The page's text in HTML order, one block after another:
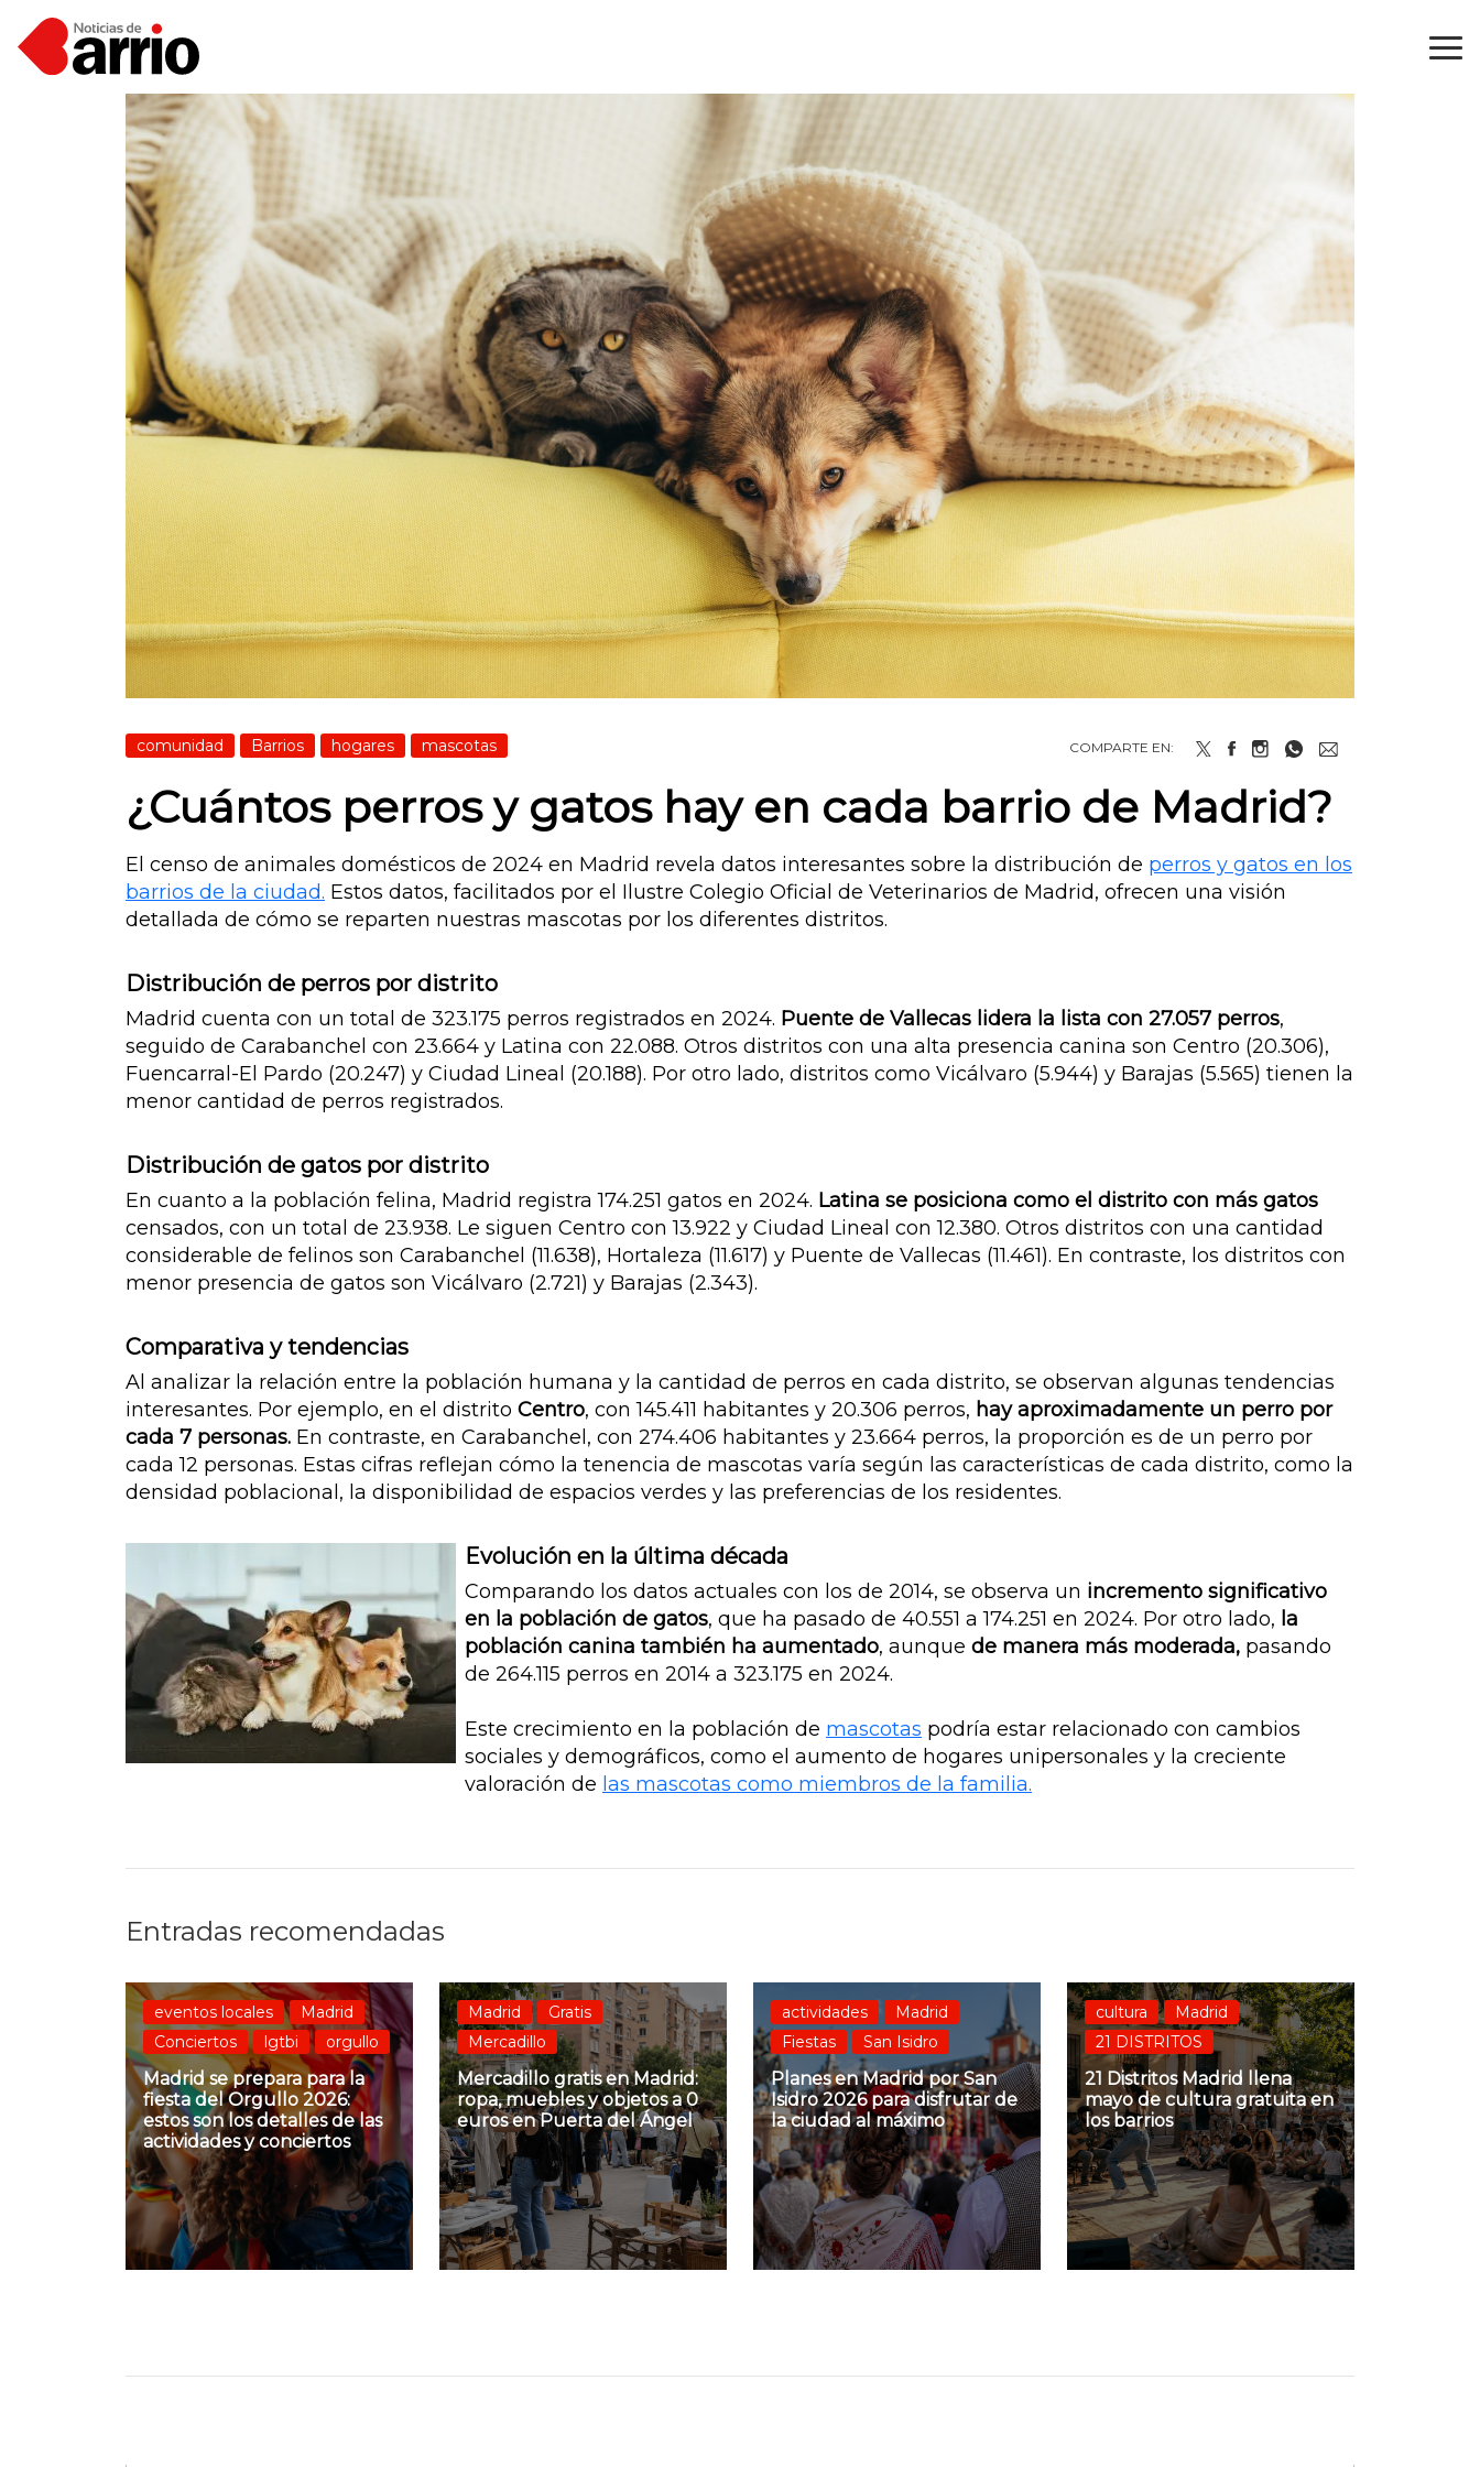
comunidad Barrios hogares mascotas COMPARTE EN:
¿Cuántos perros y gatos hay en cada barrio de Madrid?
El censo de animales domésticos de 2024 en Madrid revela datos interesantes sobre la distribución de perros y gatos en los
barrios de la ciudad. Estos datos, facilitados por el Ilustre Colegio Oficial de Veterinarios de Madrid, ofrecen una visión
detallada de cómo se reparten nuestras mascotas por los diferentes distritos.
Distribución de perros por distrito
Madrid cuenta con un total de 323.175 perros registrados en 2024. Puente de Vallecas lidera la lista con 27.057 perros,
seguido de Carabanchel con 23.664 y Latina con 22.088. Otros distritos con una alta presencia canina son Centro (20.306),
Fuencarral-El Pardo (20.247) y Ciudad Lineal (20.188). Por otro lado, distritos como Vicálvaro (5.944) y Barajas (5.565) tienen la
menor cantidad de perros registrados.
Distribución de gatos por distrito
En cuanto a la población felina, Madrid registra 174.251 gatos en 2024. Latina se posiciona como el distrito con más gatos
censados, con un total de 23.938. Le siguen Centro con 13.922 y Ciudad Lineal con 12.380. Otros distritos con una cantidad
considerable de felinos son Carabanchel (11.638), Hortaleza (11.617) y Puente de Vallecas (11.461). En contraste, los distritos con
menor presencia de gatos son Vicálvaro (2.721) y Barajas (2.343).
Comparativa y tendencias
Al analizar la relación entre la población humana y la cantidad de perros en cada distrito, se observan algunas tendencias
interesantes. Por ejemplo, en el distrito Centro, con 145.411 habitantes y 20.306 perros, hay aproximadamente un perro por
cada 7 personas. En contraste, en Carabanchel, con 274.406 habitantes y 23.664 perros, la proporción es de un perro por
cada 12 personas. Estas cifras reflejan cómo la tenencia de mascotas varía según las características de cada distrito, como la
densidad poblacional, la disponibilidad de espacios verdes y las preferencias de los residentes.
Evolución en la última década
Comparando los datos actuales con los de 2014, se observa un incremento significativo
en la población de gatos, que ha pasado de 40.551 a 174.251 en 2024. Por otro lado, la
población canina también ha aumentado, aunque de manera más moderada, pasando
de 264.115 perros en 2014 a 323.175 en 2024.
Este crecimiento en la población de mascotas podría estar relacionado con cambios
sociales y demográficos, como el aumento de hogares unipersonales y la creciente
valoración de las mascotas como miembros de la familia.
Entradas recomendadas
eventos locales
Madrid
Conciertos
lgtbi orgullo
Madrid se prepara para la
fiesta del Orgullo 2026:
estos son los detalles de las
actividades y conciertos
Madrid
Gratis
Mercadillo
Mercadillo gratis en Madrid:
ropa, muebles y objetos a 0
euros en Puerta del Ángel
actividades
Madrid
Fiestas
San Isidro
Planes en Madrid por San
Isidro 2026 para disfrutar de
la ciudad al máximo
cultura
Madrid
21 DISTRITOS
21 Distritos Madrid llena
mayo de cultura gratuita en
los barrios